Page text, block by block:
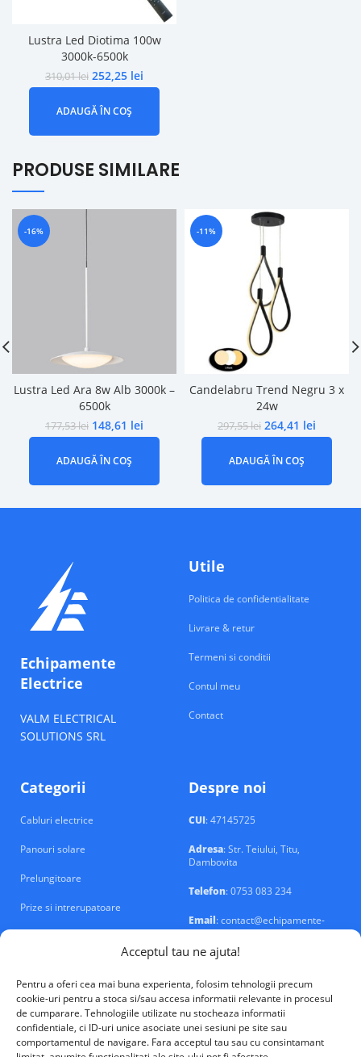
Acceptul tau ne ajuta!
Pentru a oferi cea mai buna experienta, folosim tehnologii precum
cookie-uri pentru a stoca si/sau accesa informatii relevante in procesul
de cumparare. Tehnologiile utilizate nu stocheaza informatii
confidentiale, ci ID-uri unice asociate unei sesiuni pe site sau
comportamentul de navigare. Fara acceptul tau sau cu consintamant
Lustra Led Diotima 100w
3000k-6500k
310,01lei 252,25 lei
ADAUGĂ ÎN COȘ
PRODUSE SIMILARE
-16%
Lustra Led Ara 8w Alb 3000k –
6500k
177,53lei 148,61 lei
ADAUGĂ ÎN COȘ
-11%
Candelabru Trend Negru 3 x
24w
297,55lei 264,41 lei
ADAUGĂ ÎN COȘ
Echipamente
Electrice
VALM ELECTRICAL
SOLUTIONS SRL
Utile
Politica de confidentialitate
Livrare & retur
Termeni si conditii
Contul meu
Contact
Categorii
Cabluri electrice
Panouri solare
Prelungitoare
Prize si intrerupatoare
Despre noi
CUI: 47145725
Adresa: Str. Teiului, Titu,
Dambovita
Telefon: 0753 083 234
Email: contact@echipamente-
electrice.ro
VALM Electrical Solutions © 2026